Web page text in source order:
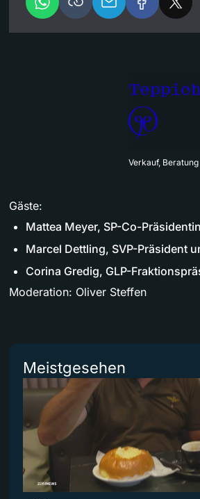
Verkauf,
Gäste:
Mattea Meyer, SP-Co-
Marcel Dettling, SVP-Präsident
Corina Gredig, GLP-
Moderation: Oliver Steffen
Meistgesehen